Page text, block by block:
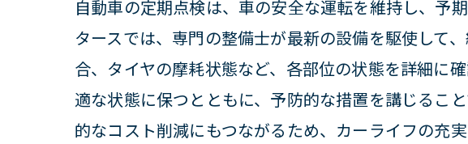
柏市に根ざした親
新車購入からアフター
新車購入の流れと注
アフターサービス
自動車の定期点検は、車の安全な運転を維持し、予
タースでは、専門の整備士が最新の設備を駆使して
合、タイヤの摩耗状態など、各部位の状態を詳細に
適な状態に保つとともに、予防的な措置を講じるこ
的なコスト削減にもつながるため、カーライフの充